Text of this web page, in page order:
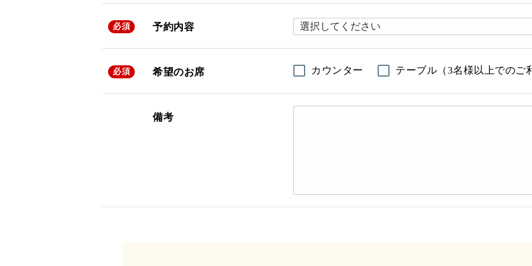
必須 予約内容
必須 希望のお席 カウンター テーブル（3名様以上でのご
備考